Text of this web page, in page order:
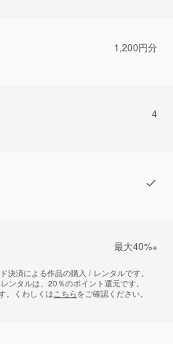
1,200円分
4
最⼤40%※
済による作品の購入 / レンタルです。
ンタルは、20％のポイント還元です。
。くわしくはこちらをご確認ください。